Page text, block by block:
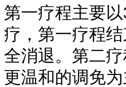
第一疗程主要
疗，第一疗程
全消退。第二
更温和的调免